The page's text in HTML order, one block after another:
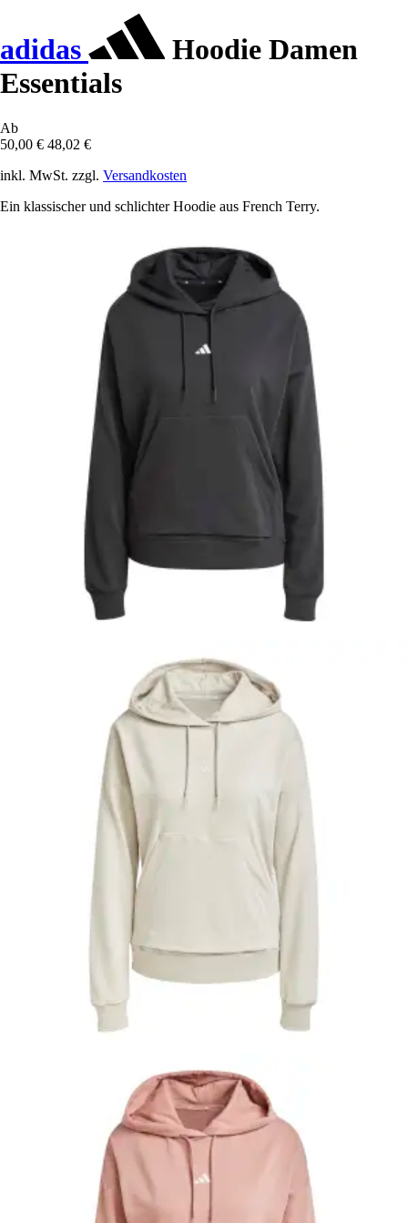
adidas
Hoodie Damen
Essentials
Ab
50,00 € 48,02 €
inkl. MwSt. zzgl. Versandkosten
Ein klassischer und schlichter Hoodie aus French Terry.